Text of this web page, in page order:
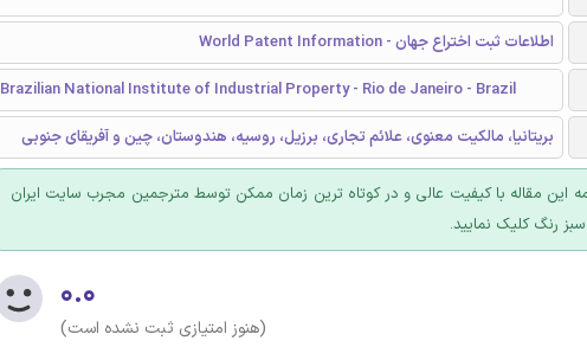
اطلاعات ثبت اختراع جهان - World Patent Information
Brazilian National Institute of Industrial Property - Rio de Janeiro - Brazil
بریتانیا، مالکیت معنوی، علائم تجاری، برزیل، روسیه، هندوستان، چین و آفریقای جنوبی
این مقاله با کیفیت عالی و در کوتاه ترین زمان ممکن توسط مترجمین مجرب سایت ایران
رنگ کلیک نمایید.
۰.۰
(هنوز امتیازی ثبت نشده است)